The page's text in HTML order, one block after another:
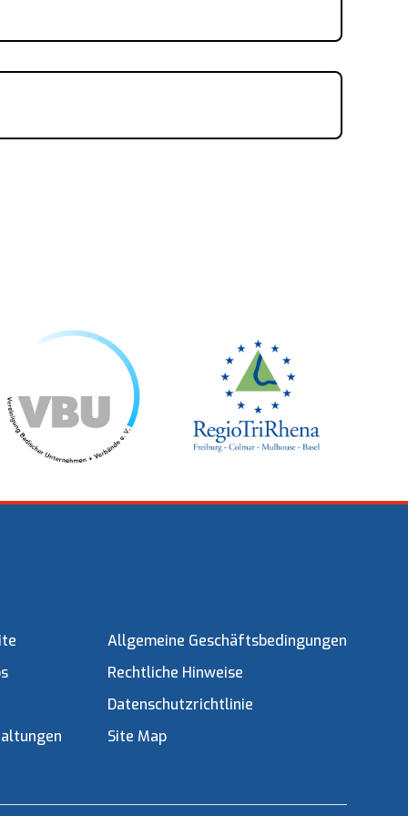
Allgemeine Geschäftsbedingungen
Rechtliche Hinweise
Datenschutzrichtlinie
Site Map